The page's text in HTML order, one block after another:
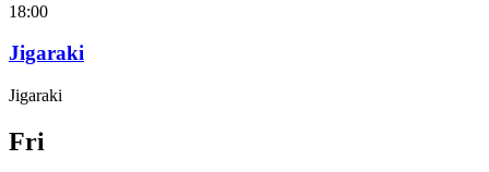
18:00
Jigaraki
Jigaraki
Fri